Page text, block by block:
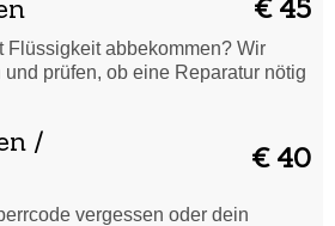
€ 45
Flüssigkeit abbekommen? Wir
prüfen, ob eine Reparatur nötig
/
€ 40
vergessen oder dein